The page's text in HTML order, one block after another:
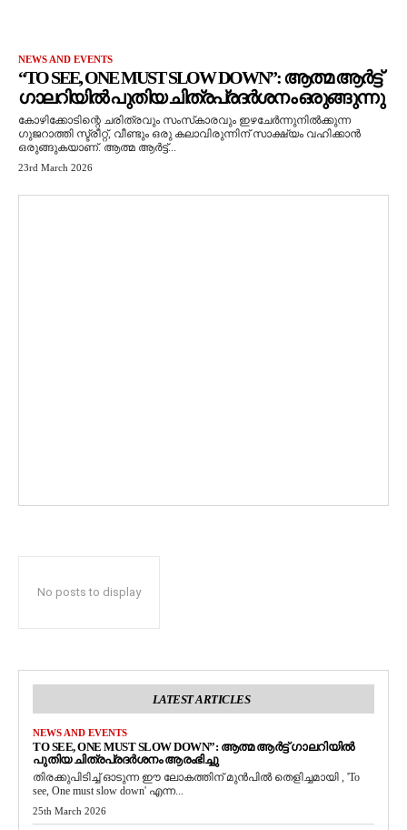
NEWS AND EVENTS
“TO SEE, ONE MUST SLOW DOWN”: ആത്മ ആർട്ട്
ഗാലറിയിൽ പുതിയ ചിത്രപ്രദർശനം ഒരുങ്ങുന്നു
കോഴിക്കോടിന്റെ ചരിത്രവും സംസ്‌കാരവും ഇഴചേർന്നുനിൽക്കുന്ന
ഗുജറാത്തി സ്ട്രീറ്റ്, വീണ്ടും ഒരു കലാവിരുന്നിന് സാക്ഷ്യം വഹിക്കാൻ
ഒരുങ്ങുകയാണ്. ആത്മ ആർട്ട്...
23rd March 2026
No posts to display
LATEST ARTICLES
NEWS AND EVENTS
TO SEE, ONE MUST SLOW DOWN”: ആത്മ ആർട്ട് ഗാലറിയിൽ
പുതിയ ചിത്രപ്രദർശനം ആരംഭിച്ചു
തിരക്കുപിടിച്ച് ഓടുന്ന ഈ ലോകത്തിന് മുൻപിൽ തെളിച്ചമായി , 'To
see, One must slow down' എന്ന...
25th March 2026